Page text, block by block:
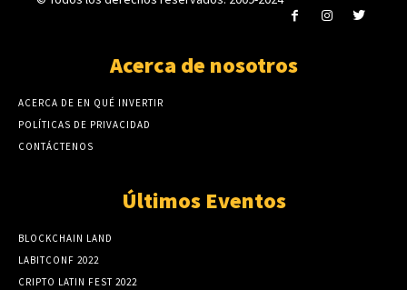
Acerca de nosotros
ACERCA DE EN QUÉ INVERTIR
POLÍTICAS DE PRIVACIDAD
CONTÁCTENOS
Últimos Eventos
BLOCKCHAIN LAND
LABITCONF 2022
CRIPTO LATIN FEST 2022